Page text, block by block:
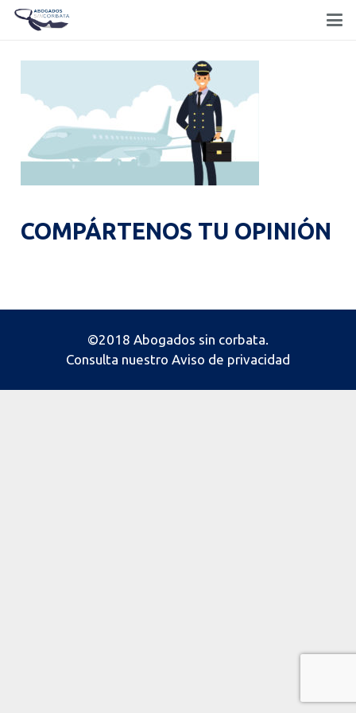
COMPÁRTENOS TU OPINIÓN
©2018 Abogados sin corbata.
Consulta nuestro Aviso de privacidad